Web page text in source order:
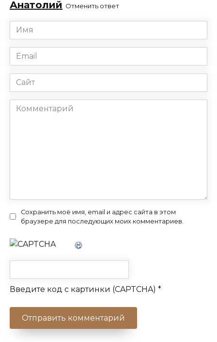
Анатолий Отменить ответ
Имя
*
Email
*
Сайт
Комментарий
Сохранить моё имя, email и адрес сайта в этом
браузере для последующих моих комментариев.
Введите код с картинки (CAPTCHA) *